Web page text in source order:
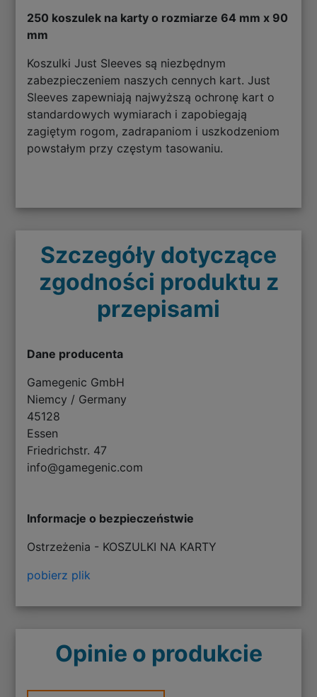
250 koszulek na karty o rozmiarze 64 mm x 90
mm
Koszulki Just Sleeves są niezbędnym
zabezpieczeniem naszych cennych kart. Just
Sleeves zapewniają najwyższą ochronę kart o
standardowych wymiarach i zapobiegają
zagiętym rogom, zadrapaniom i uszkodzeniom
powstałym przy częstym tasowaniu.
Szczegóły dotyczące
zgodności produktu z
przepisami
Dane producenta
Gamegenic GmbH
Niemcy / Germany
45128
Essen
Friedrichstr. 47
info@gamegenic.com
Informacje o bezpieczeństwie
Ostrzeżenia - KOSZULKI NA KARTY
pobierz plik
Opinie o produkcie